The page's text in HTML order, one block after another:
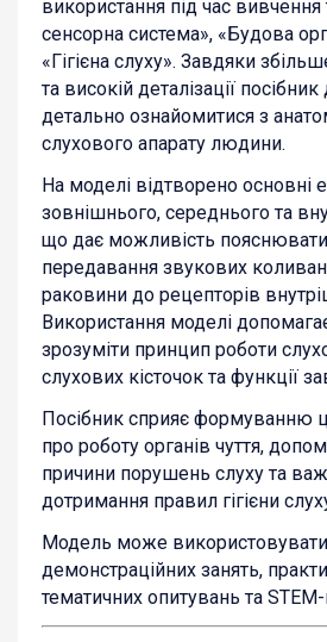
використання під час
сенсорна система», «Будова
«Гігієна слуху». Завдяки
та високій деталізації
детально ознайомитися з
слухового апарату людини.
На моделі відтворено основні
зовнішнього, середнього та
що дає можливість
передавання звукових
раковини до рецепторів
Використання моделі
зрозуміти принцип роботи
слухових кісточок та функції
Посібник сприяє формуванню
про роботу органів чуття,
причини порушень слуху та
дотримання правил гігієни
Модель може
демонстраційних занять,
тематичних опитувань та STEM-